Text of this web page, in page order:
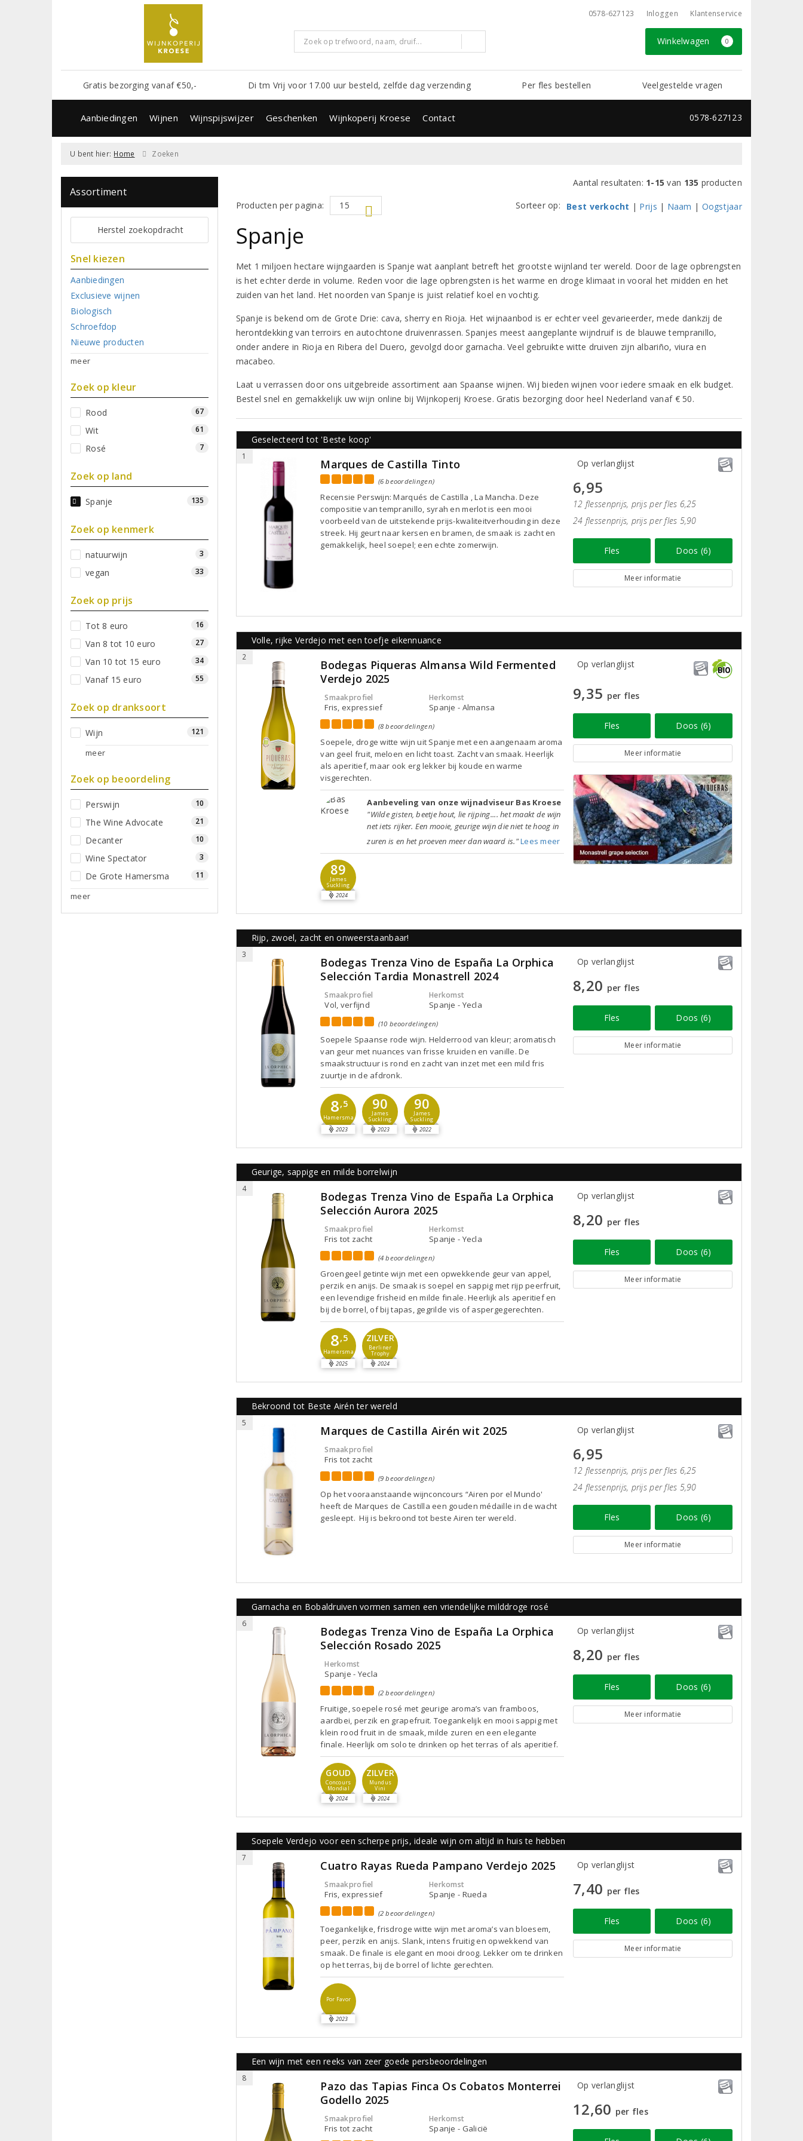
0578-627123 Inloggen Klantenservice
Winkelwagen 0
Gratis bezorging vanaf €50,- Di tm Vrij voor 17.00 uur besteld, zelfde dag verzending Per fles bestellen Veelgestelde vragen
Aanbiedingen Wijnen Wijnspijswijzer Geschenken Wijnkoperij Kroese Contact 0578-627123
U bent hier: Home Zoeken
Assortiment
Herstel zoekopdracht
Snel kiezen
Aanbiedingen
Exclusieve wijnen
Biologisch
Schroefdop
Nieuwe producten
meer
Zoek op kleur
Rood 67
Wit 61
Rosé 7
Zoek op land
Spanje 135
Zoek op kenmerk
natuurwijn 3
vegan 33
Zoek op prijs
Tot 8 euro 16
Van 8 tot 10 euro 27
Van 10 tot 15 euro 34
Vanaf 15 euro 55
Zoek op dranksoort
Wijn 121
meer
Zoek op beoordeling
Perswijn 10
The Wine Advocate 21
Decanter 10
Wine Spectator 3
De Grote Hamersma 11
meer
Aantal resultaten: 1-15 van 135 producten
Producten per pagina:
Sorteer op: Best verkocht | Prijs | Naam | Oogstjaar
Spanje
Met 1 miljoen hectare wijngaarden is Spanje wat aanplant betreft het grootste wijnland ter wereld. Door de lage opbrengsten
is het echter derde in volume. Reden voor die lage opbrengsten is het warme en droge klimaat in vooral het midden en het
zuiden van het land. Het noorden van Spanje is juist relatief koel en vochtig.
Spanje is bekend om de Grote Drie: cava, sherry en Rioja. Het wijnaanbod is er echter veel gevarieerder, mede dankzij de
herontdekking van terroirs en autochtone druivenrassen. Spanjes meest aangeplante wijndruif is de blauwe tempranillo,
onder andere in Rioja en Ribera del Duero, gevolgd door garnacha. Veel gebruikte witte druiven zijn albariño, viura en
macabeo.
Laat u verrassen door ons uitgebreide assortiment aan Spaanse wijnen. Wij bieden wijnen voor iedere smaak en elk budget.
Bestel snel en gemakkelijk uw wijn online bij Wijnkoperij Kroese. Gratis bezorging door heel Nederland vanaf € 50.
Geselecteerd tot 'Beste koop'
1
Marques de Castilla Tinto
(6 beoordelingen)
Recensie Perswijn: Marqués de Castilla , La Mancha. Deze
compositie van tempranillo, syrah en merlot is een mooi
voorbeeld van de uitstekende prijs-kwaliteitverhouding in deze
streek. Hij geurt naar kersen en bramen, de smaak is zacht en
gemakkelijk, heel soepel; een echte zomerwijn.
Op verlanglijst
6,95
12 flessenprijs, prijs per fles 6,25
24 flessenprijs, prijs per fles 5,90
Fles Doos (6)
Meer informatie
Volle, rijke Verdejo met een toefje eikennuance
2
Bodegas Piqueras Almansa Wild Fermented
Verdejo 2025
Smaakprofiel
Fris, expressief
Herkomst
Spanje - Almansa
(8 beoordelingen)
Soepele, droge witte wijn uit Spanje met een aangenaam aroma
van geel fruit, meloen en licht toast. Zacht van smaak. Heerlijk
als aperitief, maar ook erg lekker bij koude en warme
visgerechten.
Aanbeveling van onze wijnadviseur Bas Kroese
"Wilde gisten, beetje hout, lie rijping.... het maakt de wijn
net iets rijker. Een mooie, geurige wijn die niet te hoog in
zuren is en het proeven meer dan waard is."Lees meer
89
James
Suckling
2024
Op verlanglijst
9,35 per fles
Fles Doos (6)
Meer informatie
Rijp, zwoel, zacht en onweerstaanbaar!
3
Bodegas Trenza Vino de España La Orphica
Selección Tardia Monastrell 2024
Smaakprofiel
Vol, verfijnd
Herkomst
Spanje - Yecla
(10 beoordelingen)
Soepele Spaanse rode wijn. Helderrood van kleur; aromatisch
van geur met nuances van frisse kruiden en vanille. De
smaakstructuur is rond en zacht van inzet met een mild fris
zuurtje in de afdronk.
8,5
Hamersma
2023
90
James
Suckling
2023
90
James
Suckling
2022
Op verlanglijst
8,20 per fles
Fles Doos (6)
Meer informatie
Geurige, sappige en milde borrelwijn
4
Bodegas Trenza Vino de España La Orphica
Selección Aurora 2025
Smaakprofiel
Fris tot zacht
Herkomst
Spanje - Yecla
(4 beoordelingen)
Groengeel getinte wijn met een opwekkende geur van appel,
perzik en anijs. De smaak is soepel en sappig met rijp peerfruit,
een levendige frisheid en milde finale. Heerlijk als aperitief en
bij de borrel, of bij tapas, gegrilde vis of aspergegerechten.
8,5
Hamersma
2025
ZILVER
Berliner
Trophy
2024
Op verlanglijst
8,20 per fles
Fles Doos (6)
Meer informatie
Bekroond tot Beste Airén ter wereld
5
Marques de Castilla Airén wit 2025
Smaakprofiel
Fris tot zacht
(9 beoordelingen)
Op het vooraanstaande wijnconcours “Airen por el Mundo'
heeft de Marques de Castilla een gouden médaille in de wacht
gesleept. Hij is bekroond tot beste Airen ter wereld.
Op verlanglijst
6,95
12 flessenprijs, prijs per fles 6,25
24 flessenprijs, prijs per fles 5,90
Fles Doos (6)
Meer informatie
Garnacha en Bobaldruiven vormen samen een vriendelijke milddroge rosé
6
Bodegas Trenza Vino de España La Orphica
Selección Rosado 2025
Herkomst
Spanje - Yecla
(2 beoordelingen)
Fruitige, soepele rosé met geurige aroma’s van framboos,
aardbei, perzik en grapefruit. Toegankelijk en mooi sappig met
klein rood fruit in de smaak, milde zuren en een elegante
finale. Heerlijk om solo te drinken op het terras of als aperitief.
GOUD
Concours
Mondial
2024
ZILVER
Mundus
Vini
2024
Op verlanglijst
8,20 per fles
Fles Doos (6)
Meer informatie
Soepele Verdejo voor een scherpe prijs, ideale wijn om altijd in huis te hebben
7
Cuatro Rayas Rueda Pampano Verdejo 2025
Smaakprofiel
Fris, expressief
Herkomst
Spanje - Rueda
(2 beoordelingen)
Toegankelijke, frisdroge witte wijn met aroma’s van bloesem,
peer, perzik en anijs. Slank, intens fruitig en opwekkend van
smaak. De finale is elegant en mooi droog. Lekker om te drinken
op het terras, bij de borrel of lichte gerechten.
Por Favor
2023
Op verlanglijst
7,40 per fles
Fles Doos (6)
Meer informatie
Een wijn met een reeks van zeer goede persbeoordelingen
8
Pazo das Tapias Finca Os Cobatos Monterrei
Godello 2025
Smaakprofiel
Fris tot zacht
Herkomst
Spanje - Galicië
Op verlanglijst
12,60 per fles